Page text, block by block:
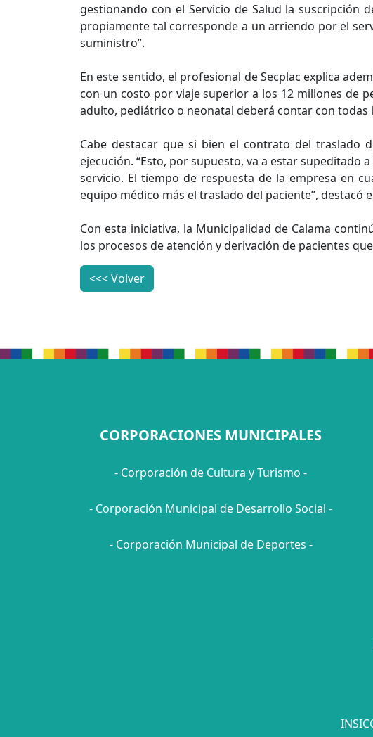
gestionando con el Servicio de Salud la suscripción
propiamente tal corresponde a un arriendo por el
suministro”.
En este sentido, el profesional de Secplac explica
con un costo por viaje superior a los 12 millones de
adulto, pediátrico o neonatal deberá contar con todas
Cabe destacar que si bien el contrato del traslado
ejecución. “Esto, por supuesto, va a estar supeditado
servicio. El tiempo de respuesta de la empresa en
equipo médico más el traslado del paciente”, destacó
Con esta iniciativa, la Municipalidad de Calama
los procesos de atención y derivación de pacientes
<<< Volver
CORPORACIONES MUNICIPALES
- Corporación de Cultura y Turismo -
- Corporación Municipal de Desarrollo Social -
- Corporación Municipal de Deportes -